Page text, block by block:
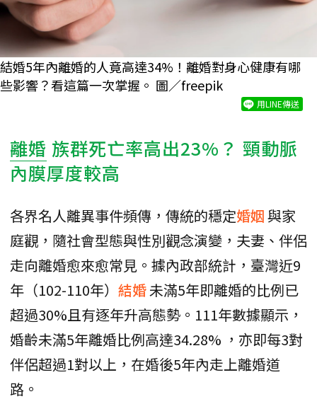
結婚5年內離婚的人竟高達34%！離婚對身心健康有哪
些影響？看這篇一次掌握。 圖／freepik
用LINE傳送
離婚 族群死亡率高出23%？ 頸動脈
內膜厚度較高
各界名人離異事件頻傳，傳統的穩定婚姻與家
庭觀，隨社會型態與性別觀念演變，夫妻、伴侶
走向離婚愈來愈常見。據內政部統計，臺灣近9
年（102-110年） 結婚未滿5年即離婚的比例已
超過30%且有逐年升高態勢。111年數據顯示，
婚齡未滿5年離婚比例高達34.28% ，亦即每3對
伴侶超過1對以上，在婚後5年內走上離婚道
路。